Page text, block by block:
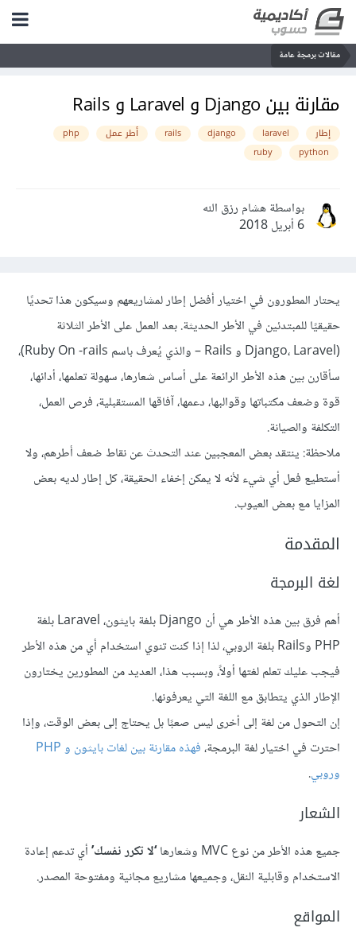
مقالات برمجة عامة
مقارنة بين Django و Laravel و Rails
إطار laravel
django
rails أطر عمل
php
python
ruby
بواسطة هشام رزق الله
6 أبريل 2018
يحتار المطورون في اختيار أفضل إطار لمشاريعهم وسيكون هذا تحديًا
حقيقيًا للمبتدئين في الأطر الحديثة. بعد العمل على الأطر الثلاثة
(Django، Laravel و Rails – والذي يُعرف باسم Ruby On -rails)،
سأقارن بين هذه الأطر الرائعة على أساس شعارها، سهولة تعلمها، أدائها،
قوة وضعف مكتباتها وقوالبها، دعمها، آفاقها المستقبلية، فرص العمل،
التكلفة والصيانة.
ملاحظة: ينتقد بعض المعجبين عند التحدث عن نقاط ضعف أطرهم، ولا
أستطيع فعل أي شيء لأنه لا يمكن إخفاء الحقيقة، كل إطار لديه بعض
المزايا مع بعض العيوب.
المقدمة
لغة البرمجة
أهم فرق بين هذه الأطر هي أن Django بلغة بايثون، Laravel بلغة
PHP وRails بلغة الروبي، لذا إذا كنت تنوي استخدام أي من هذه الأطر
فيجب عليك تعلم لغتها أولاً، وبسبب هذا، العديد من المطورين يختارون
الإطار الذي يتطابق مع اللغة التي يعرفونها.
إن التحول من لغة إلى أخرى ليس صعبًا بل يحتاج إلى بعض الوقت، وإذا
احترت في اختيار لغة البرمجة،
فهذه مقارنة بين لغات بايثون و PHP
وروبي.
الشعار
جميع هذه الأطر من نوع MVC وشعارها ‘لا تكرر نفسك’أي تدعم إعادة
الاستخدام وقابلية النقل، وجميعها مشاريع مجانية ومفتوحة المصدر.
المواقع